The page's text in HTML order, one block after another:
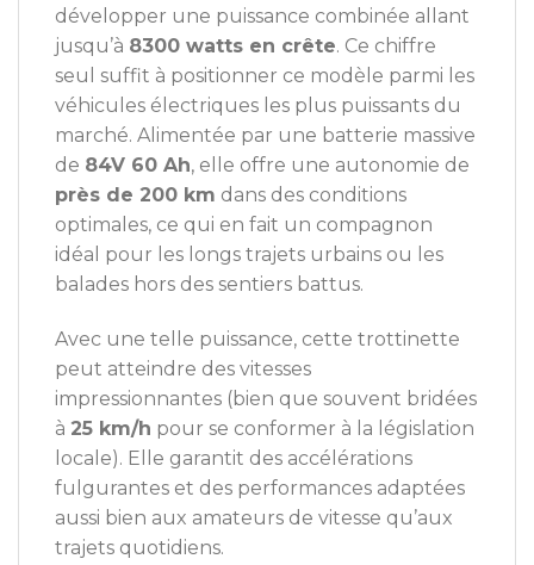
développer une puissance combinée allant
jusqu’à 8300 watts en crête. Ce chiffre
seul suffit à positionner ce modèle parmi les
véhicules électriques les plus puissants du
marché. Alimentée par une batterie massive
de 84V 60 Ah, elle offre une autonomie de
près de 200 km dans des conditions
optimales, ce qui en fait un compagnon
idéal pour les longs trajets urbains ou les
balades hors des sentiers battus.
Avec une telle puissance, cette trottinette
peut atteindre des vitesses
impressionnantes (bien que souvent bridées
à 25 km/h pour se conformer à la législation
locale). Elle garantit des accélérations
fulgurantes et des performances adaptées
aussi bien aux amateurs de vitesse qu’aux
trajets quotidiens.